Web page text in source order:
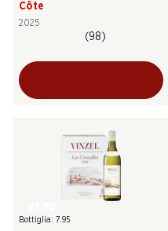
Côte
2025
(98)
Bottiglia: 7.95